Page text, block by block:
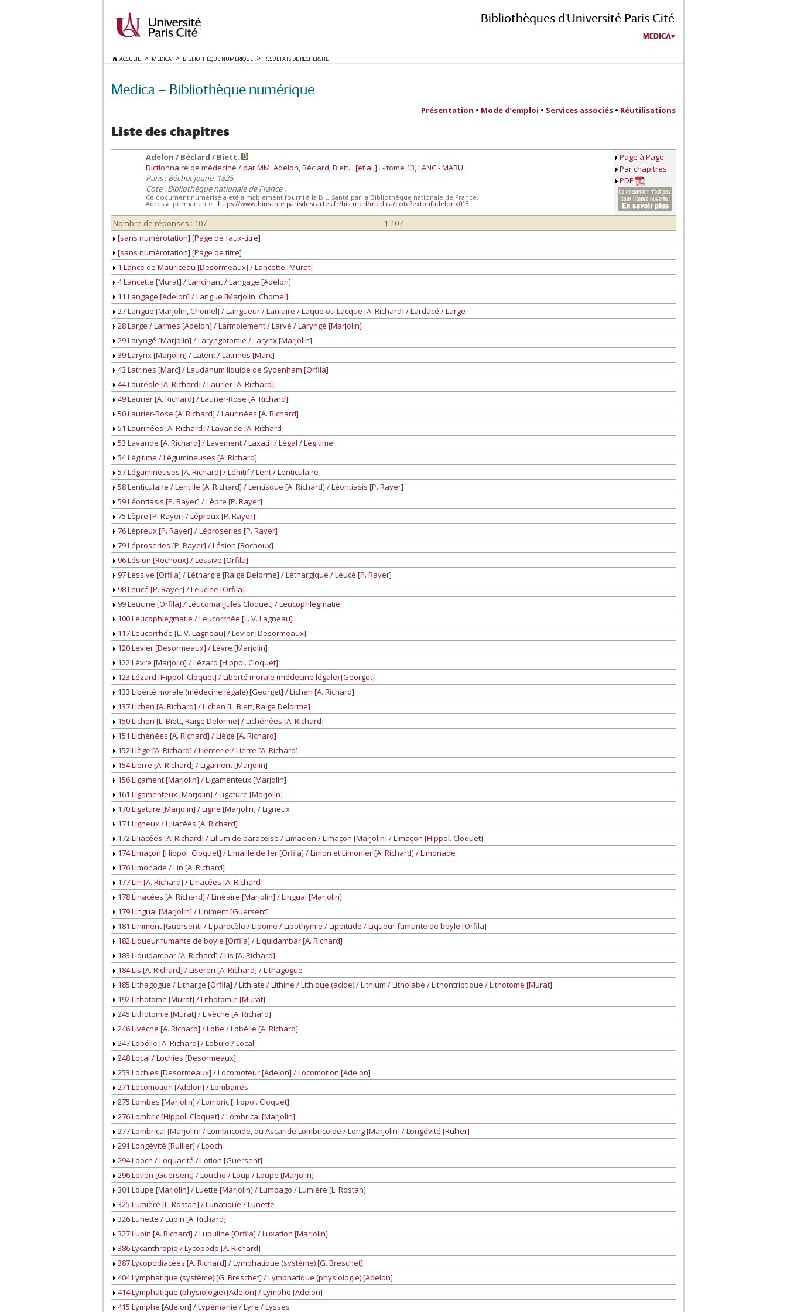
Bibliothèques d'Université Paris Cité
MEDICA
ACCUEIL MEDICA BIBLIOTHÈQUE NUMÉRIQUE RÉSULTATS DE RECHERCHE
Medica — Bibliothèque numérique
Présentation • Mode d’emploi • Services associés • Réutilisations
Liste des chapitres
Adelon / Béclard / Biett.
Dictionnaire de médecine / par MM. Adelon, Béclard, Biett... [et al.] . - tome 13, LANC - MARU.
Paris : Béchet jeune, 1825.
Cote : Bibliothèque nationale de France .
Ce document numérisé a été aimablement fourni à la BIU Santé par la Bibliothèque nationale de France.
Adresse permanente : https://www.biusante.parisdescartes.fr/histmed/medica/cote?extbnfadelonx013
Page à Page
Par chapitres
PDF
Nombre de réponses : 107
1-107
[sans numérotation] [Page de faux-titre]
[sans numérotation] [Page de titre]
1 Lance de Mauriceau [Desormeaux] / Lancette [Murat]
4 Lancette [Murat] / Lancinant / Langage [Adelon]
11 Langage [Adelon] / Langue [Marjolin, Chomel]
27 Langue [Marjolin, Chomel] / Langueur / Laniaire / Laque ou Lacque [A. Richard] / Lardacé / Large
28 Large / Larmes [Adelon] / Larmoiement / Larvé / Laryngé [Marjolin]
29 Laryngé [Marjolin] / Laryngotomie / Larynx [Marjolin]
39 Larynx [Marjolin] / Latent / Latrines [Marc]
43 Latrines [Marc] / Laudanum liquide de Sydenham [Orfila]
44 Lauréole [A. Richard] / Laurier [A. Richard]
49 Laurier [A. Richard] / Laurier-Rose [A. Richard]
50 Laurier-Rose [A. Richard] / Laurinées [A. Richard]
51 Laurinées [A. Richard] / Lavande [A. Richard]
53 Lavande [A. Richard] / Lavement / Laxatif / Légal / Légitime
54 Légitime / Légumineuses [A. Richard]
57 Légumineuses [A. Richard] / Lénitif / Lent / Lenticulaire
58 Lenticulaire / Lentille [A. Richard] / Lentisque [A. Richard] / Léontiasis [P. Rayer]
59 Léontiasis [P. Rayer] / Lèpre [P. Rayer]
75 Lèpre [P. Rayer] / Lépreux [P. Rayer]
76 Lépreux [P. Rayer] / Léproseries [P. Rayer]
79 Léproseries [P. Rayer] / Lésion [Rochoux]
96 Lésion [Rochoux] / Lessive [Orfila]
97 Lessive [Orfila] / Léthargie [Raige Delorme] / Léthargique / Leucé [P. Rayer]
98 Leucé [P. Rayer] / Leucine [Orfila]
99 Leucine [Orfila] / Léucoma [Jules Cloquet] / Leucophlegmatie
100 Leucophlegmatie / Leucorrhée [L. V. Lagneau]
117 Leucorrhée [L. V. Lagneau] / Levier [Desormeaux]
120 Levier [Desormeaux] / Lèvre [Marjolin]
122 Lèvre [Marjolin] / Lézard [Hippol. Cloquet]
123 Lézard [Hippol. Cloquet] / Liberté morale (médecine légale) [Georget]
133 Liberté morale (médecine légale) [Georget] / Lichen [A. Richard]
137 Lichen [A. Richard] / Lichen [L. Biett, Raige Delorme]
150 Lichen [L. Biett, Raige Delorme] / Lichénées [A. Richard]
151 Lichénées [A. Richard] / Liège [A. Richard]
152 Liège [A. Richard] / Lienterie / Lierre [A. Richard]
154 Lierre [A. Richard] / Ligament [Marjolin]
156 Ligament [Marjolin] / Ligamenteux [Marjolin]
161 Ligamenteux [Marjolin] / Ligature [Marjolin]
170 Ligature [Marjolin] / Ligne [Marjolin] / Ligneux
171 Ligneux / Liliacées [A. Richard]
172 Liliacées [A. Richard] / Lilium de paracelse / Limacien / Limaçon [Marjolin] / Limaçon [Hippol. Cloquet]
174 Limaçon [Hippol. Cloquet] / Limaille de fer [Orfila] / Limon et Limonier [A. Richard] / Limonade
176 Limonade / Lin [A. Richard]
177 Lin [A. Richard] / Linacées [A. Richard]
178 Linacées [A. Richard] / Linéaire [Marjolin] / Lingual [Marjolin]
179 Lingual [Marjolin] / Liniment [Guersent]
181 Liniment [Guersent] / Liparocèle / Lipome / Lipothymie / Lippitude / Liqueur fumante de boyle [Orfila]
182 Liqueur fumante de boyle [Orfila] / Liquidambar [A. Richard]
183 Liquidambar [A. Richard] / Lis [A. Richard]
184 Lis [A. Richard] / Liseron [A. Richard] / Lithagogue
185 Lithagogue / Litharge [Orfila] / Lithiate / Lithine / Lithique (acide) / Lithium / Litholabe / Lithontriptique / Lithotome [Murat]
192 Lithotome [Murat] / Lithotomie [Murat]
245 Lithotomie [Murat] / Livèche [A. Richard]
246 Livèche [A. Richard] / Lobe / Lobélie [A. Richard]
247 Lobélie [A. Richard] / Lobule / Local
248 Local / Lochies [Desormeaux]
253 Lochies [Desormeaux] / Locomoteur [Adelon] / Locomotion [Adelon]
271 Locomotion [Adelon] / Lombaires
275 Lombes [Marjolin] / Lombric [Hippol. Cloquet]
276 Lombric [Hippol. Cloquet] / Lombrical [Marjolin]
277 Lombrical [Marjolin] / Lombricoïde, ou Ascaride Lombricoïde / Long [Marjolin] / Longévité [Rullier]
291 Longévité [Rullier] / Looch
294 Looch / Loquacité / Lotion [Guersent]
296 Lotion [Guersent] / Louche / Loup / Loupe [Marjolin]
301 Loupe [Marjolin] / Luette [Marjolin] / Lumbago / Lumière [L. Rostan]
325 Lumière [L. Rostan] / Lunatique / Lunette
326 Lunette / Lupin [A. Richard]
327 Lupin [A. Richard] / Lupuline [Orfila] / Luxation [Marjolin]
386 Lycanthropie / Lycopode [A. Richard]
387 Lycopodiacées [A. Richard] / Lymphatique (système) [G. Breschet]
404 Lymphatique (système) [G. Breschet] / Lymphatique (physiologie) [Adelon]
414 Lymphatique (physiologie) [Adelon] / Lymphe [Adelon]
415 Lymphe [Adelon] / Lypémanie / Lyre / Lysses